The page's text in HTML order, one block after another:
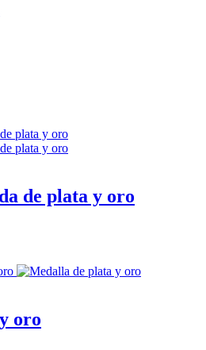
de plata y oro
oro